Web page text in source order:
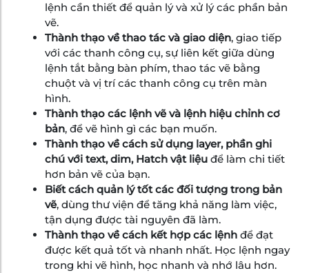
lệnh cần thiết để quản lý và xử lý các phần bản
vẽ.
Thành thạo về thao tác và giao diện, giao tiếp
với các thanh công cụ, sự liên kết giữa dùng
lệnh tắt bằng bàn phím, thao tác vẽ bằng
chuột và vị trí các thanh công cụ trên màn
hình.
Thành thạo các lệnh vẽ và lệnh hiệu chỉnh cơ
bản, để vẽ hình gì các bạn muốn.
Thành thạo về cách sử dụng layer, phần ghi
chú với text, dim, Hatch vật liệu để làm chi tiết
hơn bản vẽ của bạn.
Biết cách quản lý tốt các đối tượng trong bản
vẽ, dùng thư viện để tăng khả năng làm việc,
tận dụng được tài nguyên đã làm.
Thành thạo về cách kết hợp các lệnh để đạt
được kết quả tốt và nhanh nhất. Học lệnh ngay
trong khi vẽ hình, học nhanh và nhớ lâu hơn.